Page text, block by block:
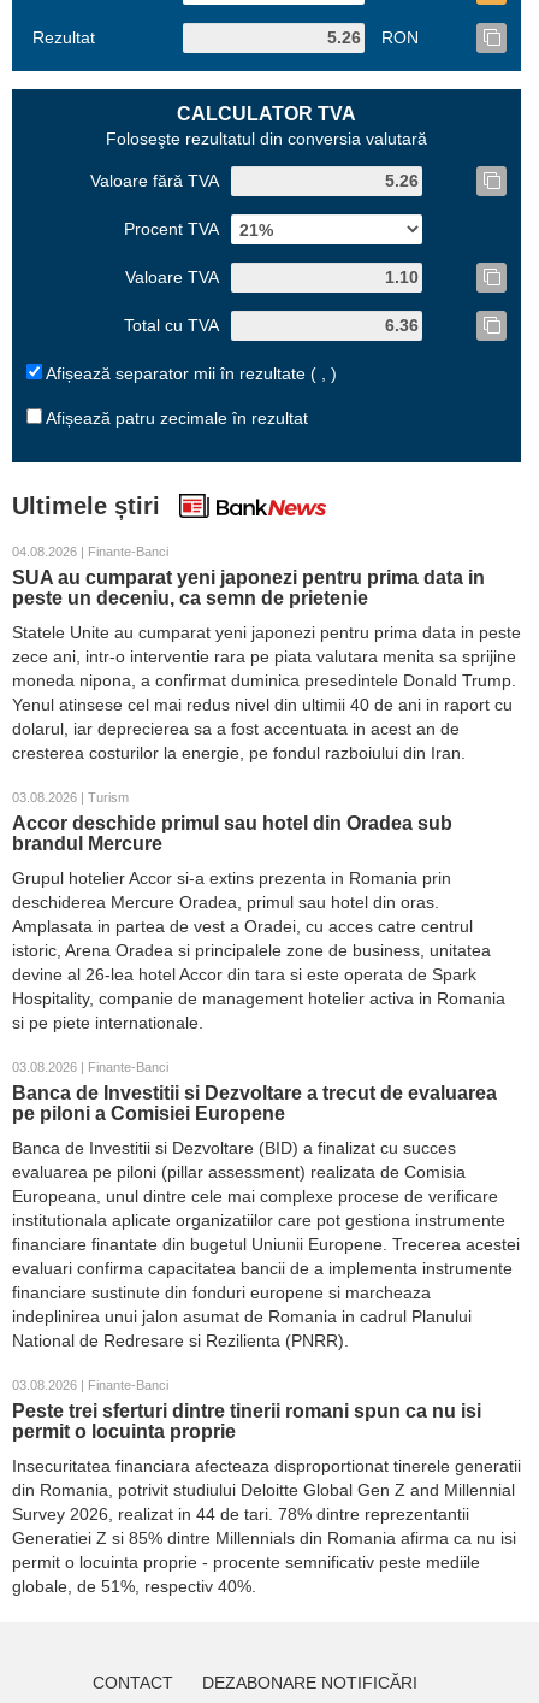
Rezultat RON
CALCULATOR TVA
Foloseşte rezultatul din conversia valutară
Valoare fără TVA
Procent TVA
Valoare TVA
Total cu TVA
Afișează separator mii în rezultate ( , )
Afișează patru zecimale în rezultat
Ultimele știri
04.08.2026 | Finante-Banci
SUA au cumparat yeni japonezi pentru prima data in
peste un deceniu, ca semn de prietenie
Statele Unite au cumparat yeni japonezi pentru prima data in peste
zece ani, intr-o interventie rara pe piata valutara menita sa sprijine
moneda nipona, a confirmat duminica presedintele Donald Trump.
Yenul atinsese cel mai redus nivel din ultimii 40 de ani in raport cu
dolarul, iar deprecierea sa a fost accentuata in acest an de
cresterea costurilor la energie, pe fondul razboiului din Iran.
03.08.2026 | Turism
Accor deschide primul sau hotel din Oradea sub
brandul Mercure
Grupul hotelier Accor si-a extins prezenta in Romania prin
deschiderea Mercure Oradea, primul sau hotel din oras.
Amplasata in partea de vest a Oradei, cu acces catre centrul
istoric, Arena Oradea si principalele zone de business, unitatea
devine al 26-lea hotel Accor din tara si este operata de Spark
Hospitality, companie de management hotelier activa in Romania
si pe piete internationale.
03.08.2026 | Finante-Banci
Banca de Investitii si Dezvoltare a trecut de evaluarea
pe piloni a Comisiei Europene
Banca de Investitii si Dezvoltare (BID) a finalizat cu succes
evaluarea pe piloni (pillar assessment) realizata de Comisia
Europeana, unul dintre cele mai complexe procese de verificare
institutionala aplicate organizatiilor care pot gestiona instrumente
financiare finantate din bugetul Uniunii Europene. Trecerea acestei
evaluari confirma capacitatea bancii de a implementa instrumente
financiare sustinute din fonduri europene si marcheaza
indeplinirea unui jalon asumat de Romania in cadrul Planului
National de Redresare si Rezilienta (PNRR).
03.08.2026 | Finante-Banci
Peste trei sferturi dintre tinerii romani spun ca nu isi
permit o locuinta proprie
Insecuritatea financiara afecteaza disproportionat tinerele generatii
din Romania, potrivit studiului Deloitte Global Gen Z and Millennial
Survey 2026, realizat in 44 de tari. 78% dintre reprezentantii
Generatiei Z si 85% dintre Millennials din Romania afirma ca nu isi
permit o locuinta proprie - procente semnificativ peste mediile
globale, de 51%, respectiv 40%.
CONTACT DEZABONARE NOTIFICĂRI